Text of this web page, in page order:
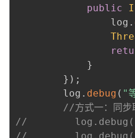
堂我
public
                log
.
}
} ) ;
        log
. debug ( "
//方式一：同步
//        log.debug("